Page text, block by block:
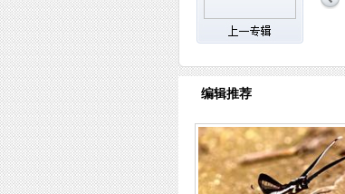
编辑推荐